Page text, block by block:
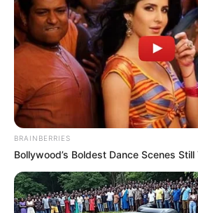
BRAINBERRIES
Bollywood’s Boldest Dance Scenes Still